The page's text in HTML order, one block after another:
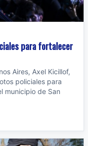
para fortalecer
Aires, Axel Kicillof,
policiales para
municipio de San